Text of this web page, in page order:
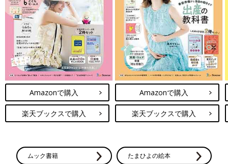
Amazonで購入
楽天ブックスで購入
Amazonで購入
楽天ブックスで購入
ムック書籍 たまひよの絵本